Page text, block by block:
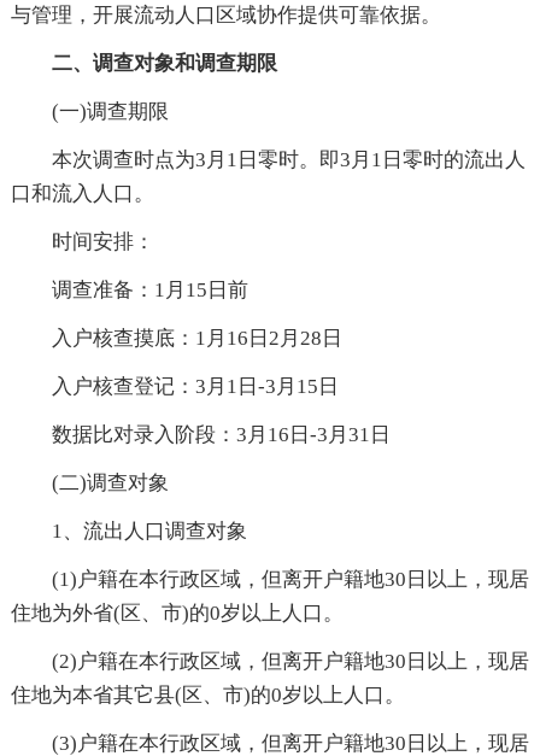
与管理，开展流动人口区域协作提供可靠依据。
二、调查对象和调查期限
(一)调查期限
本次调查时点为3月1日零时。即3月1日零时的流出人
口和流入人口。
时间安排：
调查准备：1月15日前
入户核查摸底：1月16日2月28日
入户核查登记：3月1日-3月15日
数据比对录入阶段：3月16日-3月31日
(二)调查对象
1、流出人口调查对象
(1)户籍在本行政区域，但离开户籍地30日以上，现居
住地为外省(区、市)的0岁以上人口。
(2)户籍在本行政区域，但离开户籍地30日以上，现居
住地为本省其它县(区、市)的0岁以上人口。
(3)户籍在本行政区域，但离开户籍地30日以上，现居